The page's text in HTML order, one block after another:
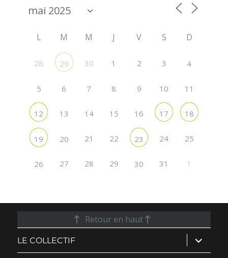
L M M J V S D
28 29 30 1 2 3 4
5 6 7 8 9 10 11
12 13 14 15 16 17 18
19 20 21 22 23 24 25
26 27 28 29 30 31 1
Retour en haut
LE COLLECTIF ouvrir
le
sous-